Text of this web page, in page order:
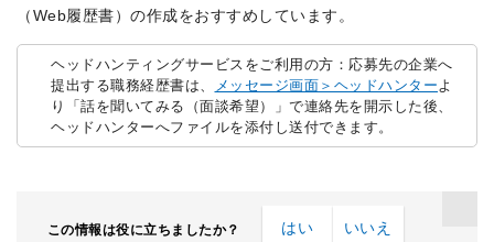
（Web履歴書）の作成をおすすめしています。
ヘッドハンティングサービスをご利用の方：応募先の企業へ
提出する職務経歴書は、
メッセージ画面＞ヘッドハンターよ
り「話を聞いてみる（面談希望）」で連絡先を開示した後、
ヘッドハンターへファイルを添付し送付できます。
この情報は役に立ちましたか？ はい いいえ